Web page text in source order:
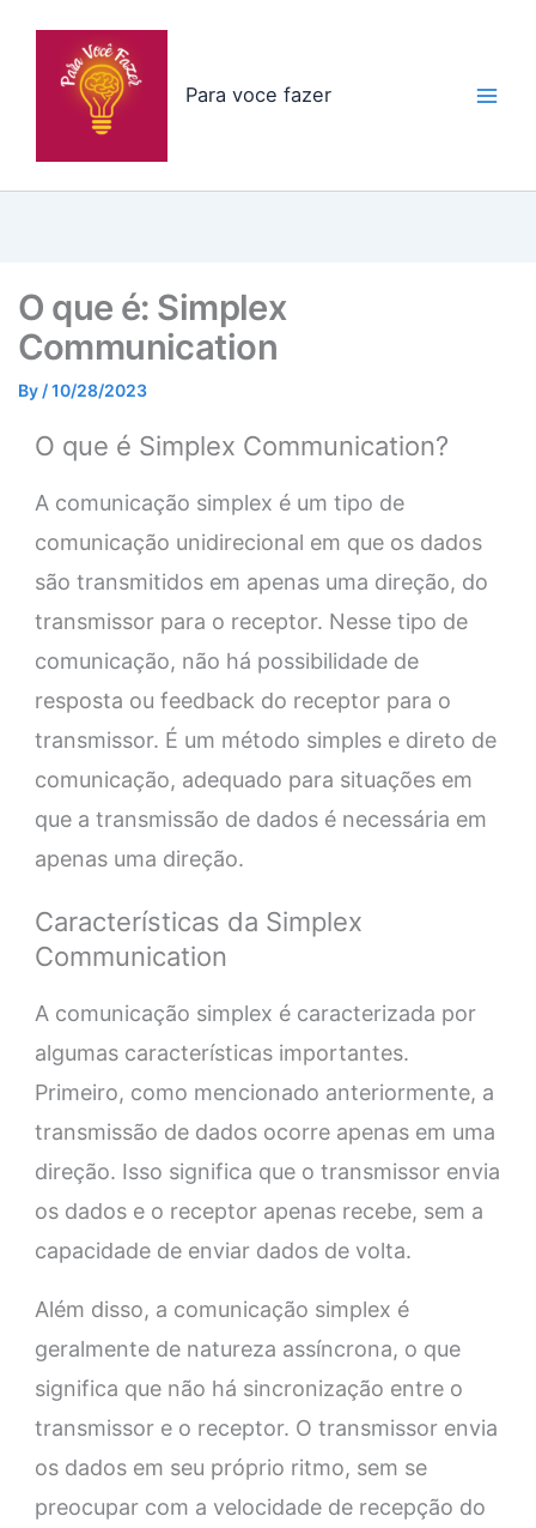
Para voce fazer
O que é: Simplex
Communication
By /10/28/2023
O que é Simplex Communication?
A comunicação simplex é um tipo de
comunicação unidirecional em que os dados
são transmitidos em apenas uma direção, do
transmissor para o receptor. Nesse tipo de
comunicação, não há possibilidade de
resposta ou feedback do receptor para o
transmissor. É um método simples e direto de
comunicação, adequado para situações em
que a transmissão de dados é necessária em
apenas uma direção.
Características da Simplex
Communication
A comunicação simplex é caracterizada por
algumas características importantes.
Primeiro, como mencionado anteriormente, a
transmissão de dados ocorre apenas em uma
direção. Isso significa que o transmissor envia
os dados e o receptor apenas recebe, sem a
capacidade de enviar dados de volta.
Além disso, a comunicação simplex é
geralmente de natureza assíncrona, o que
significa que não há sincronização entre o
transmissor e o receptor. O transmissor envia
os dados em seu próprio ritmo, sem se
preocupar com a velocidade de recepção do